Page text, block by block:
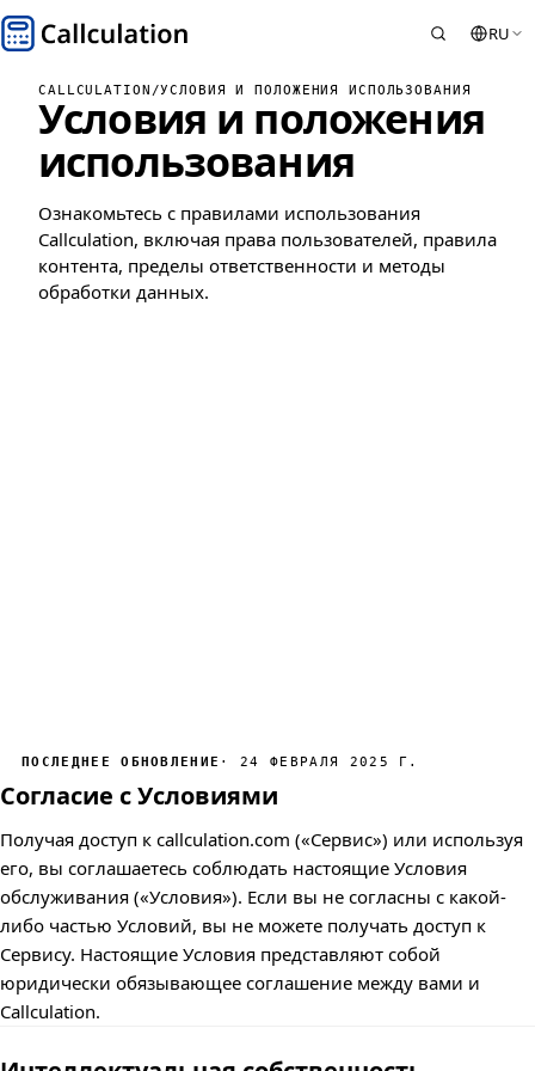
RU
CALLCULATION /УСЛОВИЯ И ПОЛОЖЕНИЯ ИСПОЛЬЗОВАНИЯ
Условия и положения
использования
Ознакомьтесь с правилами использования
Callculation, включая права пользователей, правила
контента, пределы ответственности и методы
обработки данных.
ПОСЛЕДНЕЕ ОБНОВЛЕНИЕ · 24 ФЕВРАЛЯ 2025 Г.
Согласие с Условиями
Получая доступ к callculation.com («Сервис») или используя
его, вы соглашаетесь соблюдать настоящие Условия
обслуживания («Условия»). Если вы не согласны с какой-
либо частью Условий, вы не можете получать доступ к
Сервису. Настоящие Условия представляют собой
юридически обязывающее соглашение между вами и
Callculation.